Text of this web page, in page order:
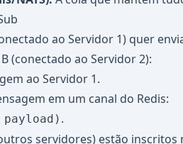
ao Servidor 1) quer
(conectado ao Servidor 2):
ao Servidor 1.
em um canal do Redis:
.
servidores) estão inscritos